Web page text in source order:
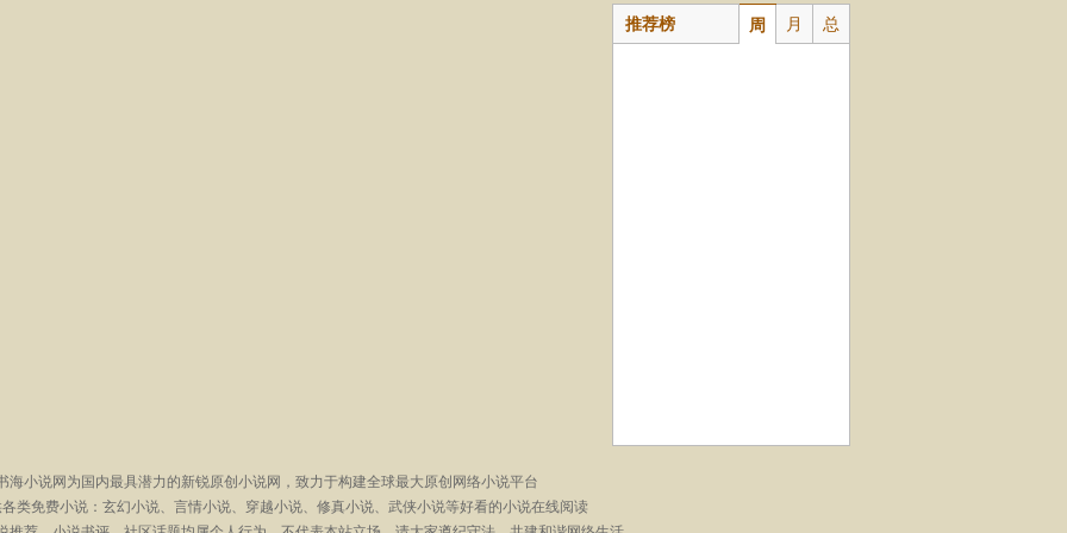
推荐榜 周 月 总
海小说网为国内最具潜力的新锐原创小说网，致力于构建全球最大原创网络小说平台
类免费小说：玄幻小说、言情小说、穿越小说、修真小说、武侠小说等好看的小说在线阅读